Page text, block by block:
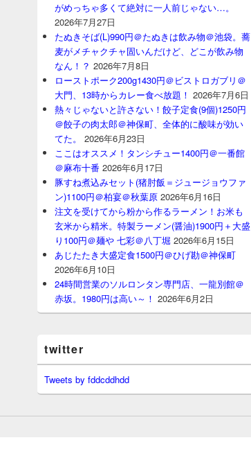
がめっちゃ多くて絶対に一人前じゃない…。
2026年7月27日
たぬきそば(L)990円＠たぬきは飲み物＠池袋。蕎
麦がメチャクチャ固いんだけど、どこが飲み物
なん！？ 2026年7月8日
ローストポーク200g1430円＠ビストロガブリ＠
大門、13時からカレー食べ放題！ 2026年7月6日
熱々じゃないと許さない！餃子定食(9個)1250円
＠餃子の肉太郎＠神保町、全体的に酸味が効い
てた。
2026年6月23日
ここはオススメ！タンシチュー1400円＠一番館
＠麻布十番 2026年6月17日
豚すね煮込みセット(猪肘飯＝ジュージョウファ
ン)1100円＠柏宴＠秋葉原 2026年6月16日
注文を受けてから粉から作るラーメン！お米も
玄米から精米。特製ラーメン(醤油)1900円＋大盛
り100円＠麺や 七彩＠八丁堀 2026年6月15日
あじたたき大盛定食1500円＠ひげ勘＠神保町
2026年6月10日
24時間営業のソルロンタン専門店、一龍別館＠
赤坂。1980円は高い～！ 2026年6月2日
twitter
Tweets by fddcddhdd